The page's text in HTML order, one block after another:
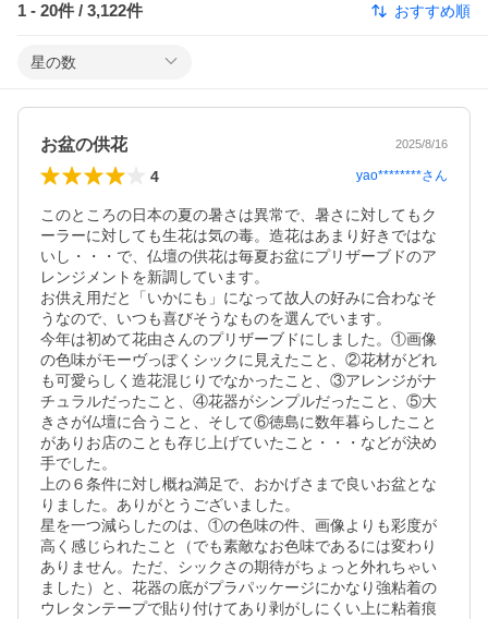
1 - 20件 / 3,122件 おすすめ順
星の数
お盆の供花 2025/8/16
4 yao********さん
このところの日本の夏の暑さは異常で、暑さに対してもク
ーラーに対しても生花は気の毒。造花はあまり好きではな
いし・・・で、仏壇の供花は毎夏お盆にプリザーブドのア
レンジメントを新調しています。
お供え用だと「いかにも」になって故人の好みに合わなそ
うなので、いつも喜びそうなものを選んでいます。
今年は初めて花由さんのプリザーブドにしました。①画像
の色味がモーヴっぽくシックに見えたこと、②花材がどれ
も可愛らしく造花混じりでなかったこと、③アレンジがナ
チュラルだったこと、④花器がシンプルだったこと、⑤大
きさが仏壇に合うこと、そして⑥徳島に数年暮らしたこと
がありお店のことも存じ上げていたこと・・・などが決め
手でした。
上の６条件に対し概ね満足で、おかげさまで良いお盆とな
りました。ありがとうございました。
星を一つ減らしたのは、①の色味の件、画像よりも彩度が
高く感じられたこと（でも素敵なお色味であるには変わり
ありません。ただ、シックさの期待がちょっと外れちゃい
ました）と、花器の底がプラパッケージにかなり強粘着の
ウレタンテープで貼り付けてあり剥がしにくい上に粘着痕